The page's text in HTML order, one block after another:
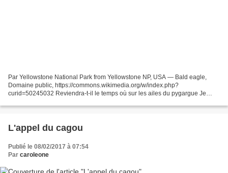
Par Yellowstone National Park from Yellowstone NP, USA — Bald eagle,
Domaine public, https://commons.wikimedia.org/w/index.php?
curid=50245032 Reviendra-t-il le temps où sur les ailes du pygargue Je
L'appel du cagou
Publié le 08/02/2017 à 07:54
Par caroleone